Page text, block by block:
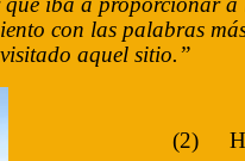
con las palabras
aquel sitio.”
(2)